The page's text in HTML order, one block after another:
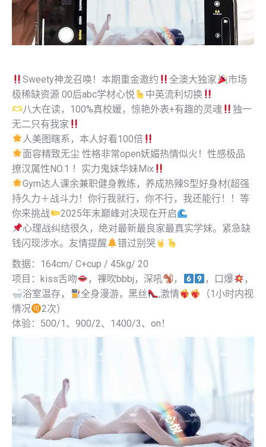
Sweety神龙召唤！本期重金邀约 全澳大独家
市场
极稀缺资源 00后abc学材心悦
中英流利切换
八大在读，100%真校媛，惊艳外表+有趣的灵魂
独一
无二只有我家
人美图瞎系，本人好看100倍
面容精致无尘 性格非常open妩媚热情似火！性感极品
撩汉属性NO.1 ！实力鬼妹华妹Mix
Gym达人课余兼职健身教练，养成热辣S型好身材(超强
持久力＋战斗力！你行我就行，你不行，我还能行！！等
你来挑战
2025年末巅峰对决现在开启
心理战纠结很久，绝对最新最良家最真实学妹。紧急缺
钱闪现涉水。友情提醒
错过别哭
数据：164cm/ C+cup / 45kg/ 20
项目：kiss舌吻
，裸吹bbbj，深吼 ， ，口爆
，
浴室温存，
全身漫游，黑丝 ,激情
（1小时内视
情况
2次）
体验：500/1、900/2、1400/3、on！